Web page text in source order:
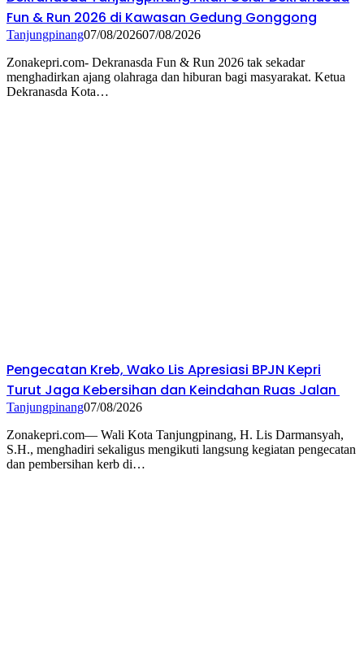
Fun & Run 2026 di Kawasan Gedung Gonggong
Tanjungpinang07/08/202607/08/2026
Zonakepri.com- Dekranasda Fun & Run 2026 tak sekadar
menghadirkan ajang olahraga dan hiburan bagi masyarakat. Ketua
Dekranasda Kota…
Pengecatan Kreb, Wako Lis Apresiasi BPJN Kepri
Turut Jaga Kebersihan dan Keindahan Ruas Jalan
Tanjungpinang07/08/2026
Zonakepri.com— Wali Kota Tanjungpinang, H. Lis Darmansyah,
S.H., menghadiri sekaligus mengikuti langsung kegiatan pengecatan
dan pembersihan kerb di…